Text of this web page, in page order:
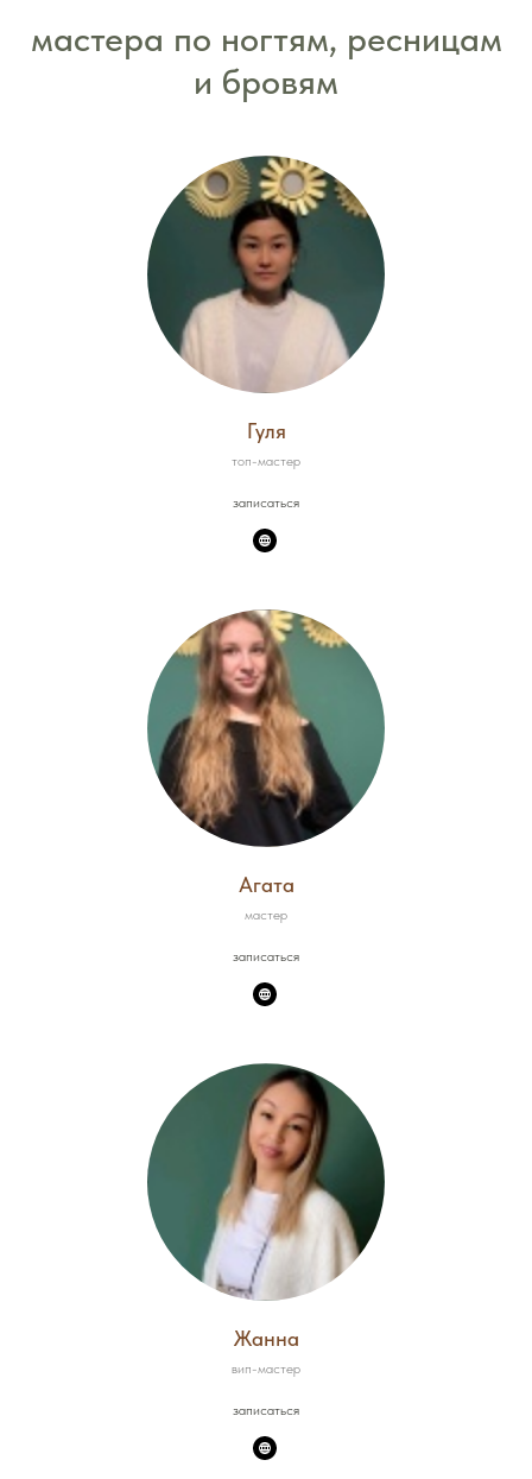
мастера по ногтям, ресницам
и бровям
Гуля
топ-мастер
записаться
Агата
мастер
записаться
Жанна
вип-мастер
записаться